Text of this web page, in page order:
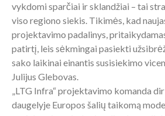
vykdomi sparčiai ir sklandžiai – tai
viso regiono siekis. Tikimės, kad
projektavimo padalinys,
patirtį, leis sėkmingai pasiekti
sako laikinai einantis susisiekimo
Julijus Glebovas.
„LTG Infra“ projektavimo komanda
daugelyje Europos šalių taikomą